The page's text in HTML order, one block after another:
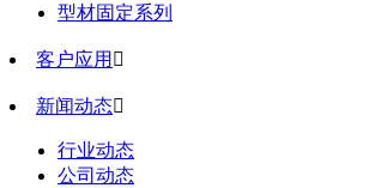
型材固定系列
客户应用 
新闻动态
行业动态
公司动态